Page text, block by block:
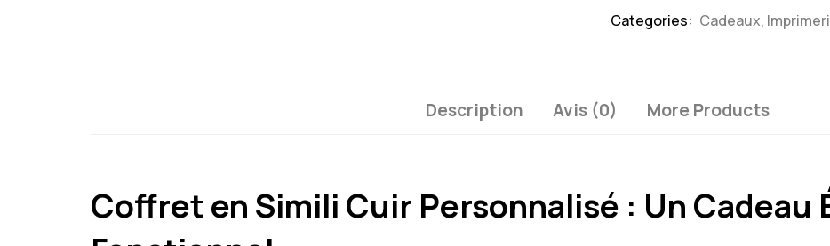
Categories: Cadeaux,
Description Avis (0) More Products
Coffret en Simili Cuir Personnalisé : Un Cadeau